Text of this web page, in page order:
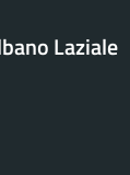
Laziale